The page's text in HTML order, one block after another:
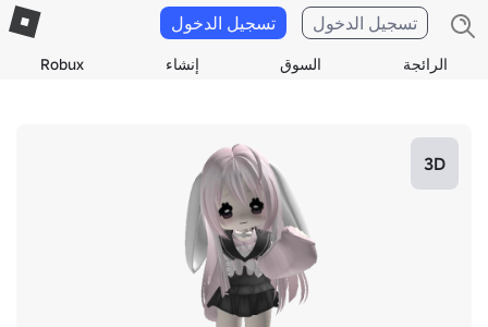
الرائجة السوق إنشاء Robux
تسجيل الدخول تسجيل الدخول
3D